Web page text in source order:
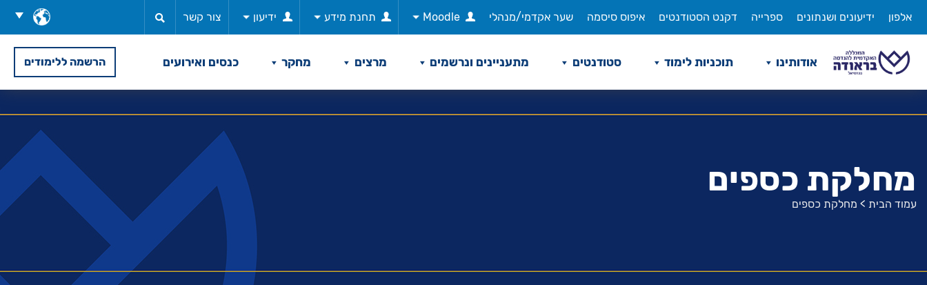
לתוכן
בחר
שפה
אלפון ידיעונים ושנתונים ספרייה דקנט הסטודנטים איפוס סיסמה שער אקדמי/מנהלי Moodle תחנת מידע ידיעון צור קשר
אודותינו תוכניות לימוד סטודנטים מתעניינים ונרשמים מרצים מחקר כנסים ואירועים הרשמה ללימודים
מחלקת כספים
עמוד הבית > מחלקת כספים